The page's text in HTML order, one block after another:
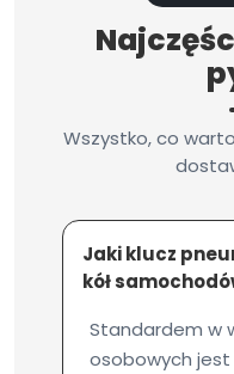
Wszystko, co
Jaki klucz
kół
Standardem w
osobowych jest